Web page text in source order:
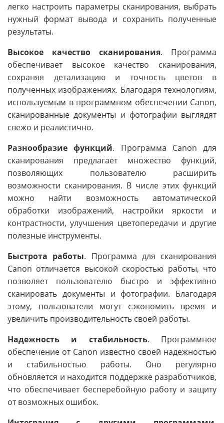
легко настроить параметры сканирования, выбрать
нужный формат вывода и сохранить полученные
результаты.
Высокое качество сканирования. Программа
обеспечивает высокое качество сканирования,
сохраняя детализацию и точность цветов в
полученных изображениях. Благодаря технологиям,
используемым в программном обеспечении Canon,
сканированные документы и фотографии выглядят
свежо и реалистично.
Разнообразие функций. Программа Canon для
сканирования предлагает множество функций,
позволяющих пользователю расширить
возможности сканирования. В числе этих функций
можно найти возможность автоматической
обработки изображений, настройки яркости и
контрастности, улучшения цветопередачи и другие
полезные инструменты.
Быстрота работы. Программа для сканирования
Canon отличается высокой скоростью работы, что
позволяет пользователю быстро и эффективно
сканировать документы и фотографии. Благодаря
этому, пользователи могут сэкономить время и
увеличить производительность своей работы.
Надежность и стабильность. Программное
обеспечение от Canon известно своей надежностью
и стабильностью работы. Оно регулярно
обновляется и находится поддержке разработчиков,
что обеспечивает бесперебойную работу и защиту
от возможных ошибок.